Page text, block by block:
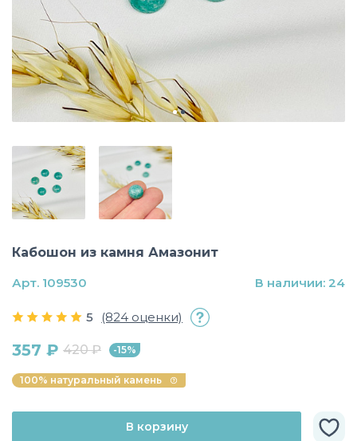
Кабошон из камня Амазонит
5 (824 оценки)
357 ₽ 420 ₽ -15%
100% натуральный камень
В корзину
Арт. 109530 В наличии: 24